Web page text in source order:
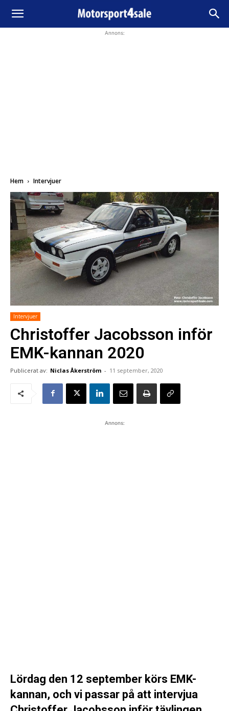
Annons:
Hem Intervjuer
Intervjuer
Christoffer Jacobsson inför
EMK-kannan 2020
Publicerat av: Niclas Åkerström - 11 september, 2020
Annons:
Lördag den 12 september körs EMK-
kannan, och vi passar på att intervjua